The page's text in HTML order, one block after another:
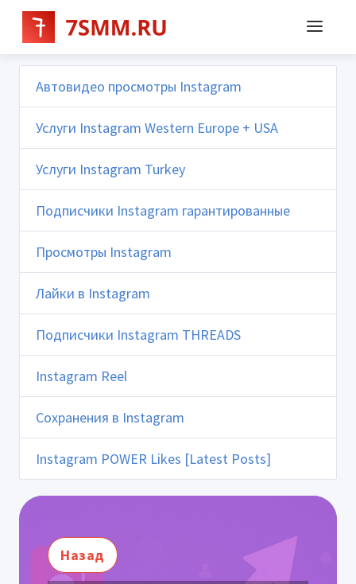
Автовидео просмотры Instagram
Услуги Instagram Western Europe + USA
Услуги Instagram Turkey
Подписчики Instagram гарантированные
Просмотры Instagram
Лайки в Instagram
Подписчики Instagram THREADS
Instagram Reel
Сохранения в Instagram
Instagram POWER Likes [Latest Posts]
Назад